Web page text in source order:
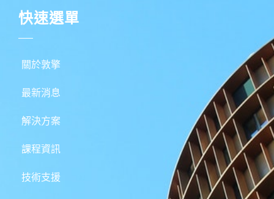
快速選單
關於敦擎
最新消息
解決方案
課程資訊
技術支援